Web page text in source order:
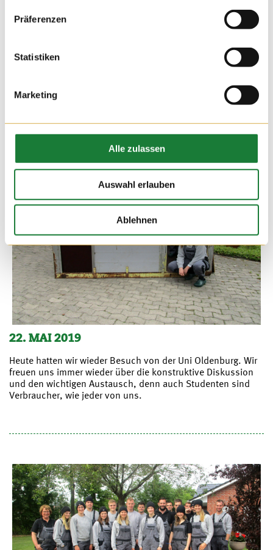
Präferenzen
Statistiken
Marketing
Alle zulassen
Auswahl erlauben
Ablehnen
selbst aus dem landwirtschaftlich geprägtem Ort Bösel,
keines der Kinder von einem landwirtschaftlichen Betrieb. Es
22. MAI 2019
Heute hatten wir wieder Besuch von der Uni Oldenburg. Wir
freuen uns immer wieder über die konstruktive Diskussion
und den wichtigen Austausch, denn auch Studenten sind
Verbraucher, wie jeder von uns.